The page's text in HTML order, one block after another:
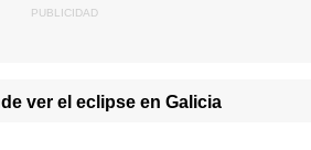
ver el eclipse en Galicia